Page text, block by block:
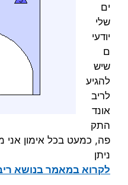
ים
שלי
יודעי
ם
שיש
להגיע
לריב
אונד
התק
פה, כמעט בכל אימון אני
ניתן
לקרוא במאמר בנושא